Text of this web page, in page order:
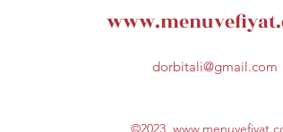
dorbitali@gmail.com
©2023,